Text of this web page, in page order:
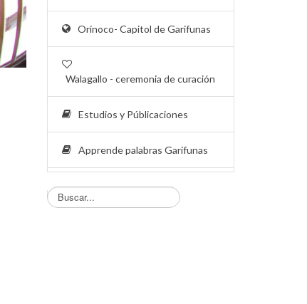
Orinoco- Capitol de Garifunas
Walagallo - ceremonia de curación
Estudios y Públicaciones
Apprende palabras Garifunas
Busqueda...